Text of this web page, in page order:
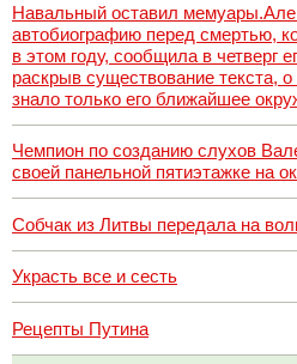
Навальный оставил
автобиографию перед смертью,
в этом году, сообщила в четверг
раскрыв существование текста,
знало только его ближайшее
Чемпион по созданию слухов
своей панельной пятиэтажке на
Собчак из Литвы передала на
Украсть все и сесть
Рецепты Путина